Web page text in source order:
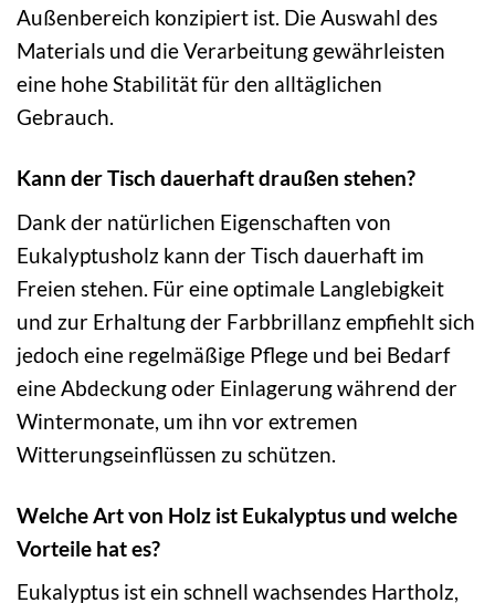
Außenbereich konzipiert ist. Die Auswahl des
Materials und die Verarbeitung gewährleisten
eine hohe Stabilität für den alltäglichen
Gebrauch.
Kann der Tisch dauerhaft draußen stehen?
Dank der natürlichen Eigenschaften von
Eukalyptusholz kann der Tisch dauerhaft im
Freien stehen. Für eine optimale Langlebigkeit
und zur Erhaltung der Farbbrillanz empfiehlt sich
jedoch eine regelmäßige Pflege und bei Bedarf
eine Abdeckung oder Einlagerung während der
Wintermonate, um ihn vor extremen
Witterungseinflüssen zu schützen.
Welche Art von Holz ist Eukalyptus und welche
Vorteile hat es?
Eukalyptus ist ein schnell wachsendes Hartholz,